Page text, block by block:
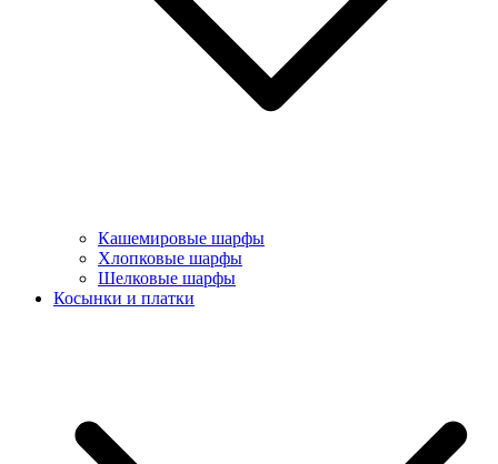
Кашемировые шарфы
Хлопковые шарфы
Шелковые шарфы
Косынки и платки